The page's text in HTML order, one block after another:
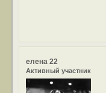
елена 22
Активный участник